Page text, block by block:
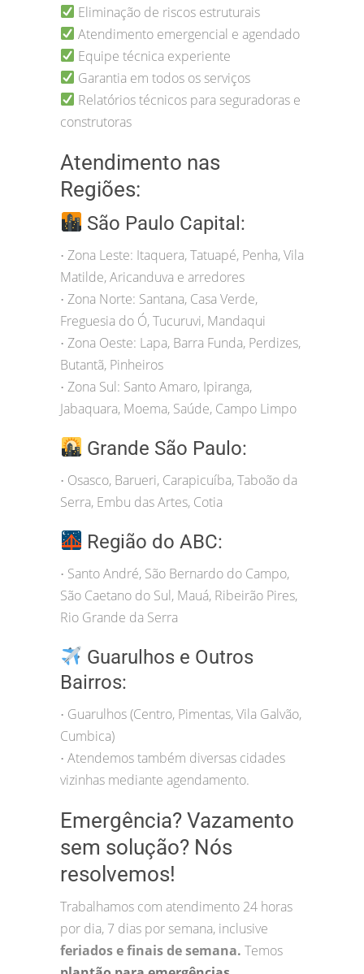
Eliminação de riscos estruturais
Atendimento emergencial e agendado
Equipe técnica experiente
Garantia em todos os serviços
Relatórios técnicos para seguradoras e
construtoras
Atendimento nas
Regiões:
São Paulo Capital:
• Zona Leste: Itaquera, Tatuapé, Penha, Vila
Matilde, Aricanduva e arredores
• Zona Norte: Santana, Casa Verde,
Freguesia do Ó, Tucuruvi, Mandaqui
• Zona Oeste: Lapa, Barra Funda, Perdizes,
Butantã, Pinheiros
• Zona Sul: Santo Amaro, Ipiranga,
Jabaquara, Moema, Saúde, Campo Limpo
Grande São Paulo:
• Osasco, Barueri, Carapicuíba, Taboão da
Serra, Embu das Artes, Cotia
Região do ABC:
• Santo André, São Bernardo do Campo,
São Caetano do Sul, Mauá, Ribeirão Pires,
Rio Grande da Serra
Guarulhos e Outros
Bairros:
• Guarulhos (Centro, Pimentas, Vila Galvão,
Cumbica)
• Atendemos também diversas cidades
vizinhas mediante agendamento.
Emergência? Vazamento
sem solução? Nós
resolvemos!
Trabalhamos com atendimento 24 horas
por dia, 7 dias por semana, inclusive
feriados e finais de semana. Temos